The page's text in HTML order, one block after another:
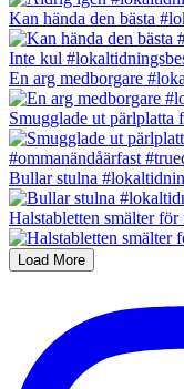
Kan hända den bästa
Inte kul
En arg medborgare
Smugglade ut pärlplatta
Bullar stulna
Halstabletten smälter
Load More